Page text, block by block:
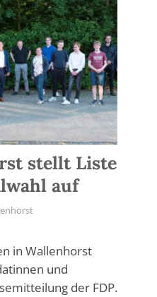
stellt Liste
auf
in Wallenhorst
und
der FDP.